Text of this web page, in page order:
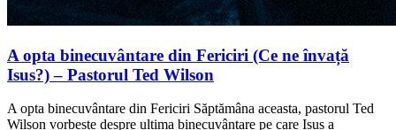
A opta binecuvântare din Fericiri (Ce ne învață
Isus?) – Pastorul Ted Wilson
A opta binecuvântare din Fericiri Săptămâna aceasta, pastorul Ted
Wilson vorbește despre ultima binecuvântare pe care Isus a